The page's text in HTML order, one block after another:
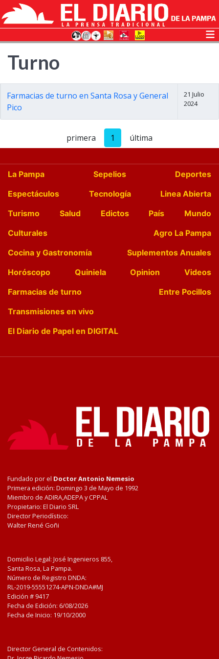
Turno
Farmacias de turno en Santa Rosa y General
Pico
21 Julio
2024
primera 1 última
La Pampa Sepelios
Deportes
Espectáculos
Tecnología
Linea Abierta
Turismo
Salud Edictos País
Mundo
Culturales
Agro La Pampa
Cocina y Gastronomía
Suplementos Anuales
Horóscopo
Quiniela Opinion
Videos
Farmacias de turno
Entre Pocillos
Transmisiones en vivo
El Diario de Papel en DIGITAL
Fundado por el Doctor Antonio Nemesio
Primera edición: Domingo 3 de Mayo de 1992
Miembro de ADIRA,ADEPA y CPPAL
Propietario: El Diario SRL
Director Periodístico:
Walter René Goñi
Domicilio Legal: José Ingenieros 855,
Santa Rosa, La Pampa.
Número de Registro DNDA:
RL-2019-55551274-APN-DNDA#MJ
Edición # 9417
Fecha de Edición: 6/08/2026
Fecha de Inicio: 19/10/2000
Director General de Contenidos: